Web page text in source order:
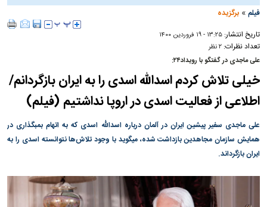
فیلم »برگزیده
تاریخ انتشار:۱۳:۲۵ - ۱۹ فروردين ۱۴۰۰
تعداد نظرات:۲ نظر
علی ماجدی در گفتگو با رویداد۲۴:
خیلی تلاش کردم اسدالله اسدی را به ایران بازگردانم/
اطلاعی از فعالیت اسدی در اروپا نداشتیم (فیلم)
علی ماجدی سفیر پیشین ایران در آلمان درباره اسدالله اسدی که به اتهام بمبگذاری در
همایش سازمان مجاهدین بازداشت شده، میگوید با وجود تلاش‌ها نتوانسته اسدی را به
ایران بازگرداند.